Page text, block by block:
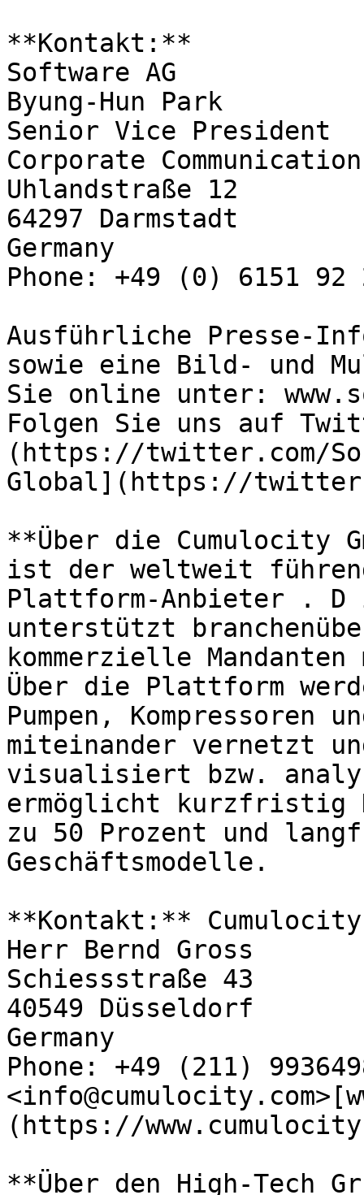
**Kontakt:**
Software AG
Byung-Hun Park
Senior Vice President
Corporate
Uhlandstraße 12
64297 Darmstadt
Germany
Phone: +49 (0) 6151 92
Ausführliche Presse-
sowie eine Bild- und
Sie online unter:
Folgen Sie uns auf
(https://twitter.com/
Global](https://
**Über die Cumulocity
ist der weltweit
Plattform-Anbieter . D
unterstützt
kommerzielle
Über die Plattform
Pumpen, Kompressoren
miteinander vernetzt
visualisiert bzw.
ermöglicht kurzfristig
zu 50 Prozent und
Geschäftsmodelle.
**Kontakt:** Cumulocity
Herr Bernd Gross
Schiessstraße 43
40549 Düsseldorf
Germany
Phone: +49 (211)
(https://
**Über den High-Tech